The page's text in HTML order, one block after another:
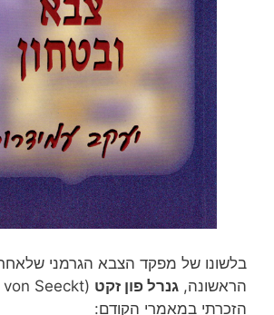
בלשונו של מפקד הצבא הגרמני
הראשונה, גנרל פון זקט
הזכרתי במאמרי הקודם: